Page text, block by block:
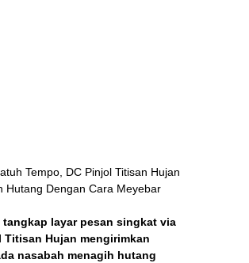
Tempo, DC Pinjol Titisan Hujan
Hutang Dengan Cara Meyebar
tangkap layar pesan singkat via
Hujan mengirimkan
nasabah menagih hutang